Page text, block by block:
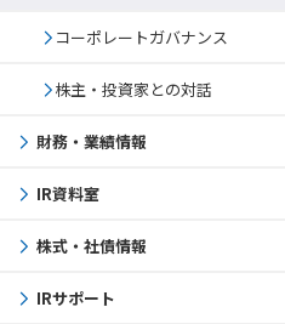
コーポレートガバナンス
株主・投資家との対話
財務・業績情報
IR資料室
株式・社債情報
IRサポート